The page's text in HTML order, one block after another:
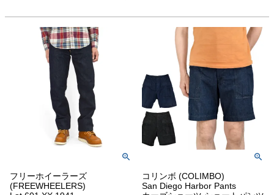
フリーホイーラーズ
(FREEWHEELERS)
コリンボ (COLIMBO)
San Diego Harbor Pants